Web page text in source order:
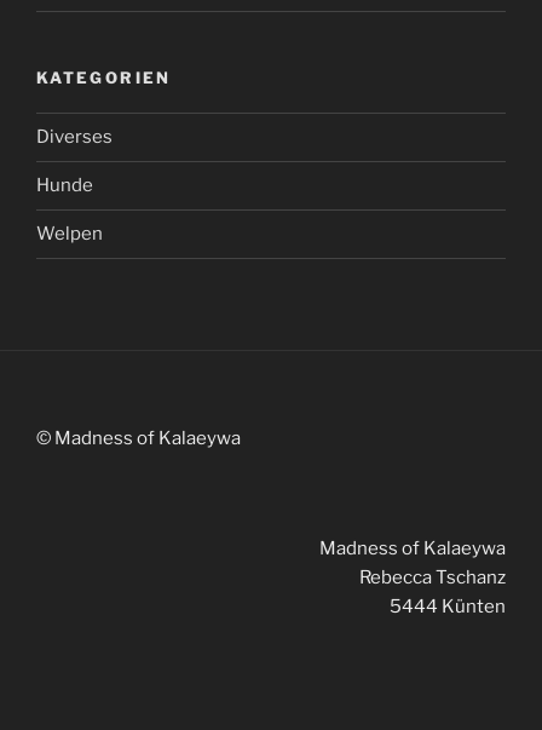
KATEGORIEN
Diverses
Hunde
Welpen
© Madness of Kalaeywa
Madness of Kalaeywa
Rebecca Tschanz
5444 Künten